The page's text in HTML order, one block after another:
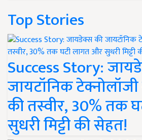
Top Stories
Success Story:
जायटॉनिक
की तस्वीर, 30% तक
सुधरी मिट्टी की सेहत!